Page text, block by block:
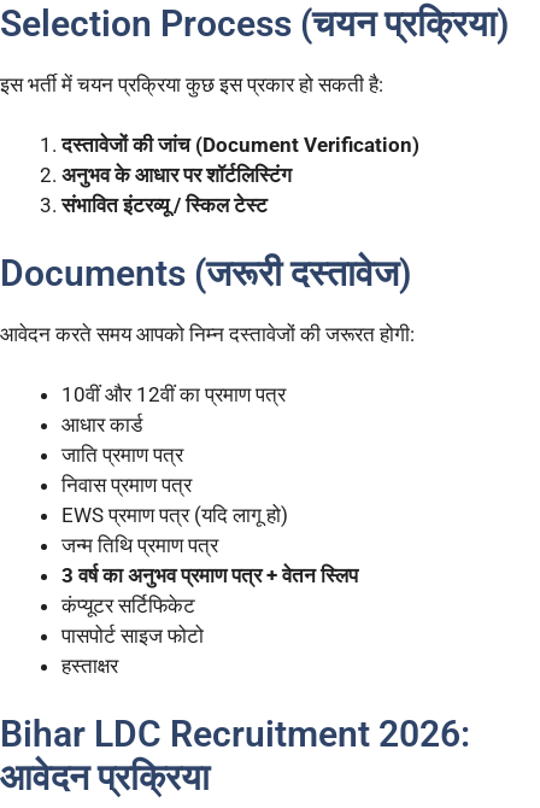
Selection Process (चयन प्रक्रिया)
इस भर्ती में चयन प्रक्रिया कुछ इस प्रकार हो सकती है:
दस्तावेजों की जांच (Document Verification)
अनुभव के आधार पर शॉर्टलिस्टिंग
संभावित इंटरव्यू / स्किल टेस्ट
Documents (जरूरी दस्तावेज)
आवेदन करते समय आपको निम्न दस्तावेजों की जरूरत होगी:
10वीं और 12वीं का प्रमाण पत्र
आधार कार्ड
जाति प्रमाण पत्र
निवास प्रमाण पत्र
EWS प्रमाण पत्र (यदि लागू हो)
जन्म तिथि प्रमाण पत्र
3 वर्ष का अनुभव प्रमाण पत्र + वेतन स्लिप
कंप्यूटर सर्टिफिकेट
पासपोर्ट साइज फोटो
हस्ताक्षर
Bihar LDC Recruitment 2026:
आवेदन प्रक्रिया